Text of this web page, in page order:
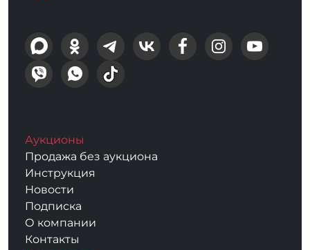
Аукционы
Продажа без аукциона
Инструкция
Новости
Подписка
О компании
Контакты